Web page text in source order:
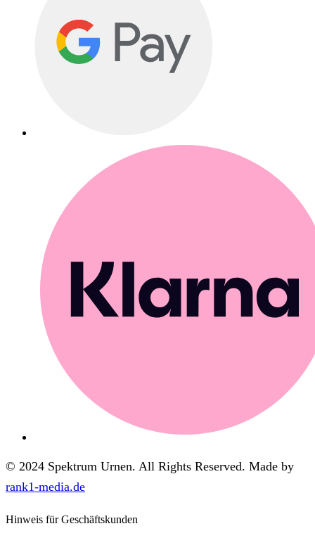
© 2024 Spektrum Urnen. All Rights Reserved. Made by
rank1-media.de
Hinweis für Geschäftskunden